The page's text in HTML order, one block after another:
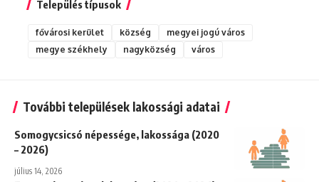
Település típusok
fővárosi kerület község
megyei jogú város
megye székhely
nagyközség város
További települések lakossági adatai
Somogycsicsó népessége, lakossága (2020
– 2026)
július 14, 2026